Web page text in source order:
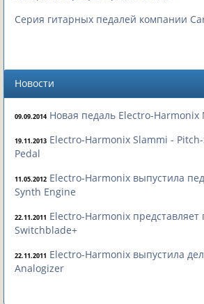
Серия гитарных педалей компании
Новости
09.09.2014 Новая педаль Electro-Harmonix
19.11.2013 Electro-Harmonix Slammi -
Pedal
11.05.2012 Electro-Harmonix выпустила
Synth Engine
22.11.2011 Electro-Harmonix представляет
Switchblade+
22.11.2011 Electro-Harmonix выпустила
Analogizer